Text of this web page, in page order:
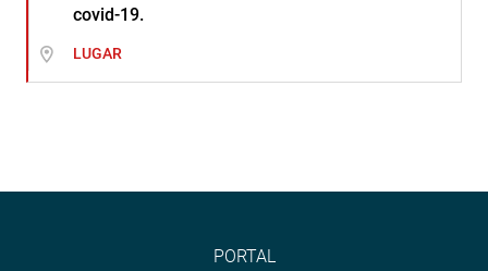
covid-19.
LUGAR
PORTAL